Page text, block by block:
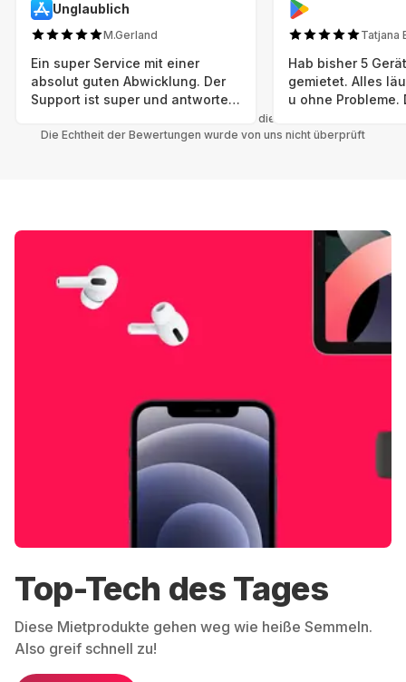
Unglaublich
M.Gerland
Ein super Service mit einer
absolut guten Abwicklung. Der
Support ist super und antworte
Tatjana
Hab bisher 5
gemietet. Alles
u ohne Probleme.
einwandfreien
Nachhaltig u wer
mal wieder ein
hat (Xbox,
Smartphone etc),
Grover nur
Möglichkeit
besteht nach
Alle Bewertungen beziehen sich auf die Grover App.
Die Echtheit der Bewertungen wurde von uns nicht überprüft
Top-Tech des Tages
Diese Mietprodukte gehen weg wie heiße Semmeln.
Also greif schnell zu!